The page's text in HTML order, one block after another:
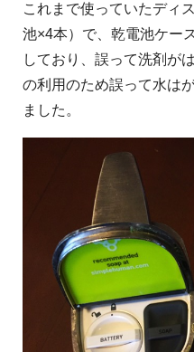
これまで使っていたディ
池×4本）で、乾電池ケー
しており、誤って洗剤が
の利用のため誤って水は
ました。